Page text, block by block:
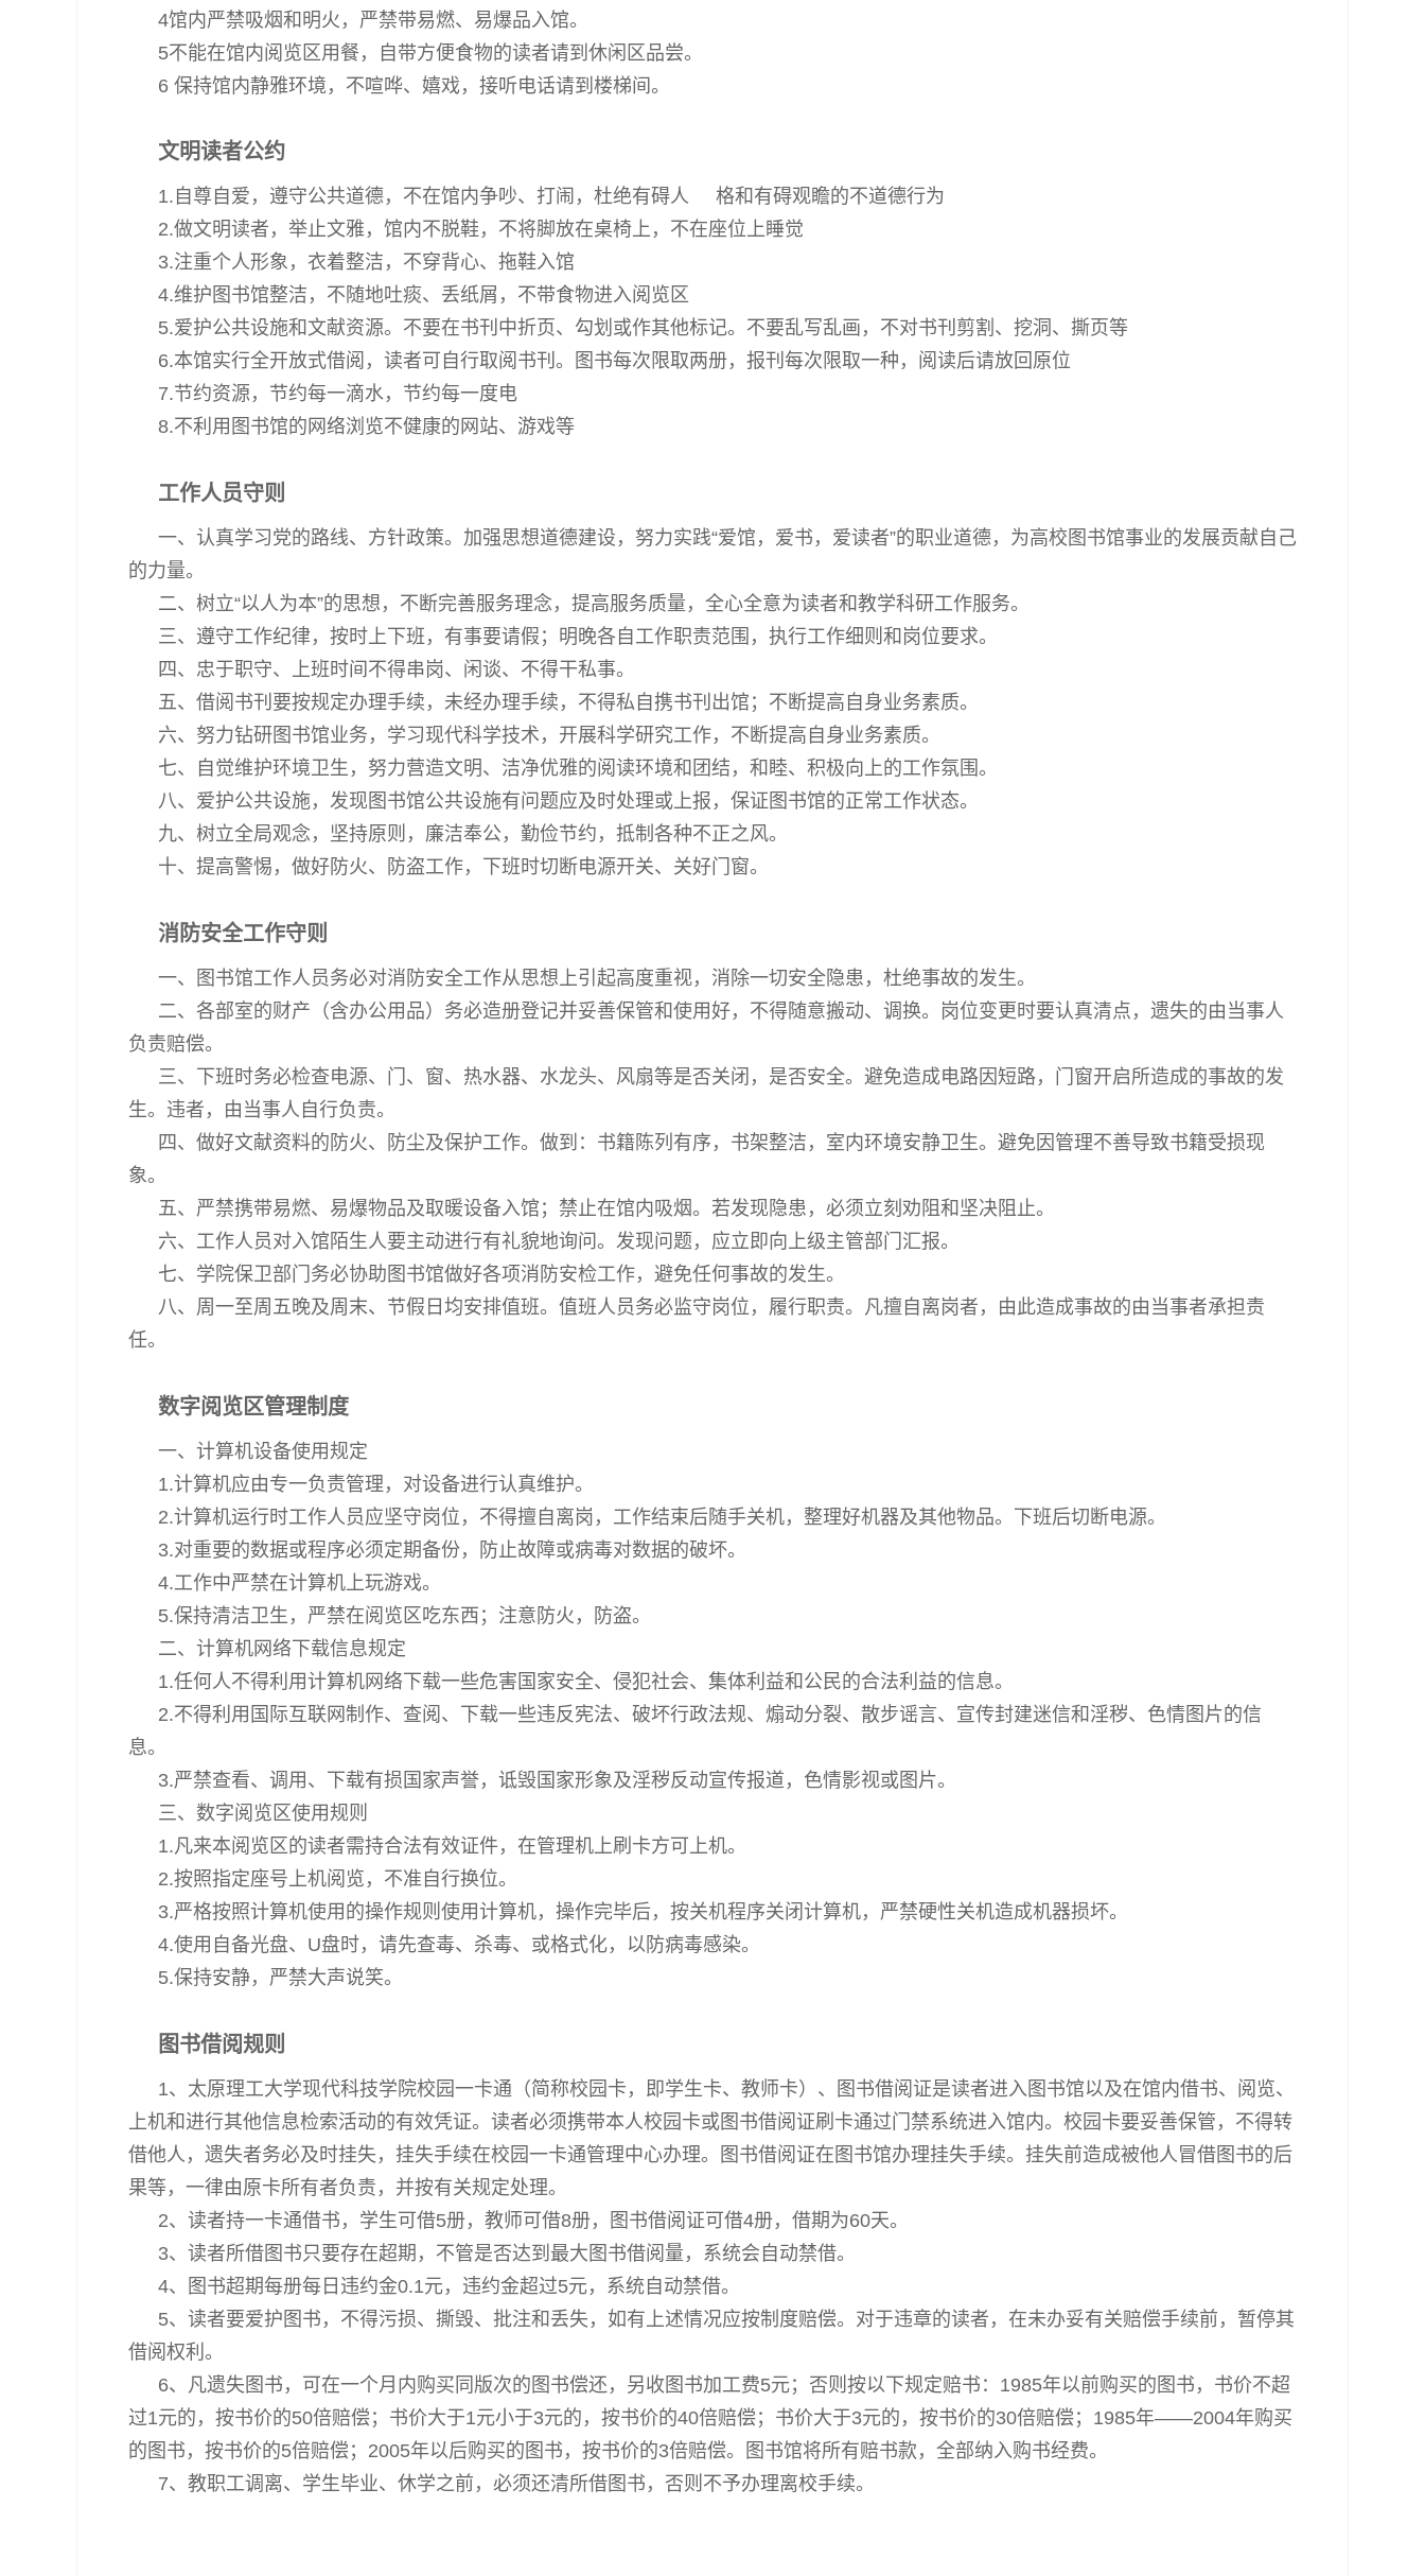
4馆内严禁吸烟和明火，严禁带易燃、易爆品入馆。
5不能在馆内阅览区用餐，自带方便食物的读者请到休闲区品尝。
6 保持馆内静雅环境，不喧哗、嬉戏，接听电话请到楼梯间。
文明读者公约
1.自尊自爱，遵守公共道德，不在馆内争吵、打闹，杜绝有碍人 格和有碍观瞻的不道德行为
2.做文明读者，举止文雅，馆内不脱鞋，不将脚放在桌椅上，不在座位上睡觉
3.注重个人形象，衣着整洁，不穿背心、拖鞋入馆
4.维护图书馆整洁，不随地吐痰、丢纸屑，不带食物进入阅览区
5.爱护公共设施和文献资源。不要在书刊中折页、勾划或作其他标记。不要乱写乱画，不对书刊剪割、挖洞、撕页等
6.本馆实行全开放式借阅，读者可自行取阅书刊。图书每次限取两册，报刊每次限取一种，阅读后请放回原位
7.节约资源，节约每一滴水，节约每一度电
8.不利用图书馆的网络浏览不健康的网站、游戏等
工作人员守则
一、认真学习党的路线、方针政策。加强思想道德建设，努力实践“爱馆，爱书，爱读者”的职业道德，为高校图书馆事业的发展贡献自己
的力量。
二、树立“以人为本”的思想，不断完善服务理念，提高服务质量，全心全意为读者和教学科研工作服务。
三、遵守工作纪律，按时上下班，有事要请假；明晚各自工作职责范围，执行工作细则和岗位要求。
四、忠于职守、上班时间不得串岗、闲谈、不得干私事。
五、借阅书刊要按规定办理手续，未经办理手续，不得私自携书刊出馆；不断提高自身业务素质。
六、努力钻研图书馆业务，学习现代科学技术，开展科学研究工作，不断提高自身业务素质。
七、自觉维护环境卫生，努力营造文明、洁净优雅的阅读环境和团结，和睦、积极向上的工作氛围。
八、爱护公共设施，发现图书馆公共设施有问题应及时处理或上报，保证图书馆的正常工作状态。
九、树立全局观念，坚持原则，廉洁奉公，勤俭节约，抵制各种不正之风。
十、提高警惕，做好防火、防盗工作，下班时切断电源开关、关好门窗。
消防安全工作守则
一、图书馆工作人员务必对消防安全工作从思想上引起高度重视，消除一切安全隐患，杜绝事故的发生。
二、各部室的财产（含办公用品）务必造册登记并妥善保管和使用好，不得随意搬动、调换。岗位变更时要认真清点，遗失的由当事人
负责赔偿。
三、下班时务必检查电源、门、窗、热水器、水龙头、风扇等是否关闭，是否安全。避免造成电路因短路，门窗开启所造成的事故的发
生。违者，由当事人自行负责。
四、做好文献资料的防火、防尘及保护工作。做到：书籍陈列有序，书架整洁，室内环境安静卫生。避免因管理不善导致书籍受损现
象。
五、严禁携带易燃、易爆物品及取暖设备入馆；禁止在馆内吸烟。若发现隐患，必须立刻劝阻和坚决阻止。
六、工作人员对入馆陌生人要主动进行有礼貌地询问。发现问题，应立即向上级主管部门汇报。
七、学院保卫部门务必协助图书馆做好各项消防安检工作，避免任何事故的发生。
八、周一至周五晚及周末、节假日均安排值班。值班人员务必监守岗位，履行职责。凡擅自离岗者，由此造成事故的由当事者承担责
任。
数字阅览区管理制度
一、计算机设备使用规定
1.计算机应由专一负责管理，对设备进行认真维护。
2.计算机运行时工作人员应坚守岗位，不得擅自离岗，工作结束后随手关机，整理好机器及其他物品。下班后切断电源。
3.对重要的数据或程序必须定期备份，防止故障或病毒对数据的破坏。
4.工作中严禁在计算机上玩游戏。
5.保持清洁卫生，严禁在阅览区吃东西；注意防火，防盗。
二、计算机网络下载信息规定
1.任何人不得利用计算机网络下载一些危害国家安全、侵犯社会、集体利益和公民的合法利益的信息。
2.不得利用国际互联网制作、查阅、下载一些违反宪法、破坏行政法规、煽动分裂、散步谣言、宣传封建迷信和淫秽、色情图片的信
息。
3.严禁查看、调用、下载有损国家声誉，诋毁国家形象及淫秽反动宣传报道，色情影视或图片。
三、数字阅览区使用规则
1.凡来本阅览区的读者需持合法有效证件，在管理机上刷卡方可上机。
2.按照指定座号上机阅览，不准自行换位。
3.严格按照计算机使用的操作规则使用计算机，操作完毕后，按关机程序关闭计算机，严禁硬性关机造成机器损坏。
4.使用自备光盘、U盘时，请先查毒、杀毒、或格式化，以防病毒感染。
5.保持安静，严禁大声说笑。
图书借阅规则
1、太原理工大学现代科技学院校园一卡通（简称校园卡，即学生卡、教师卡）、图书借阅证是读者进入图书馆以及在馆内借书、阅览、
上机和进行其他信息检索活动的有效凭证。读者必须携带本人校园卡或图书借阅证刷卡通过门禁系统进入馆内。校园卡要妥善保管，不得转
借他人，遗失者务必及时挂失，挂失手续在校园一卡通管理中心办理。图书借阅证在图书馆办理挂失手续。挂失前造成被他人冒借图书的后
果等，一律由原卡所有者负责，并按有关规定处理。
2、读者持一卡通借书，学生可借5册，教师可借8册，图书借阅证可借4册，借期为60天。
3、读者所借图书只要存在超期，不管是否达到最大图书借阅量，系统会自动禁借。
4、图书超期每册每日违约金0.1元，违约金超过5元，系统自动禁借。
5、读者要爱护图书，不得污损、撕毁、批注和丢失，如有上述情况应按制度赔偿。对于违章的读者，在未办妥有关赔偿手续前，暂停其
借阅权利。
6、凡遗失图书，可在一个月内购买同版次的图书偿还，另收图书加工费5元；否则按以下规定赔书：1985年以前购买的图书，书价不超
过1元的，按书价的50倍赔偿；书价大于1元小于3元的，按书价的40倍赔偿；书价大于3元的，按书价的30倍赔偿；1985年——2004年购买
的图书，按书价的5倍赔偿；2005年以后购买的图书，按书价的3倍赔偿。图书馆将所有赔书款，全部纳入购书经费。
7、教职工调离、学生毕业、休学之前，必须还清所借图书，否则不予办理离校手续。